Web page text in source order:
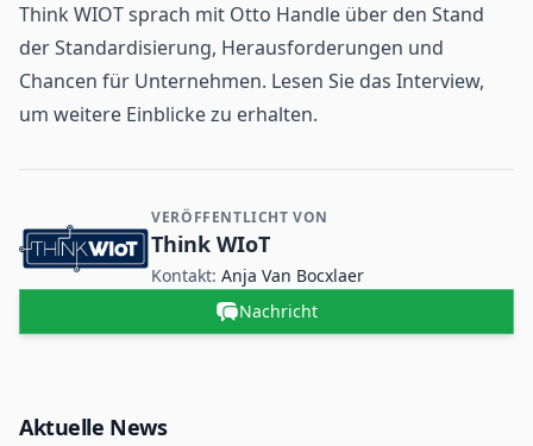
Think WIOT sprach mit Otto Handle über den Stand
der Standardisierung, Herausforderungen und
Chancen für Unternehmen. Lesen Sie das Interview,
um weitere Einblicke zu erhalten.
Kontakt- und Firmeninformationen
VERÖFFENTLICHT VON
Think WIoT
Kontakt:Anja Van Bocxlaer
Nachricht
Aktuelle News